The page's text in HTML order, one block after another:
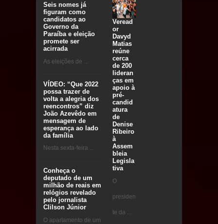
Seis nomes já
figuram como
candidatos ao
Governo da
Paraíba e eleição
promete ser
acirrada
As eleições de ...
VÍDEO: “Que 2022
possa trazer de
volta a alegria dos
reencontros” diz
João Azevêdo em
mensagem de
esperança ao lado
da família
Nesta sexta-feira ...
Conheça o
deputado de um
milhão de reais em
relógios revelado
pelo jornalista
Clilson Júnior
O apartamento de um
Veread
or
Davyd
Matias
reúne
cerca
de 200
lideran
ças em
apoio à
pré-
candid
atura
de
Denise
Ribeiro
à
Assem
bleia
Legisla
tiva
O
presiden
te da ...